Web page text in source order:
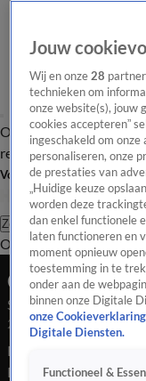
Overzicht Laatste nieuws
redactie
Volg Hart van Nederland
Zoeken
OverzichtRegio
Ochtend
Seizoen 2026,
26 mei, 07:00
Bekijk aflevering
Editie uit seizoen
Jouw
Wij en onze28
technieken om
onze website(s), jouw
cookies accepteren”
ingeschakeld om
personaliseren, onze
de prestaties van
„Huidige keuze
worden deze
dan enkel functionele
laten functioneren en
moment opnieuw
toestemming in te
onder aan de
binnen onze Digitale
onze
Digitale Diensten.
Functioneel &